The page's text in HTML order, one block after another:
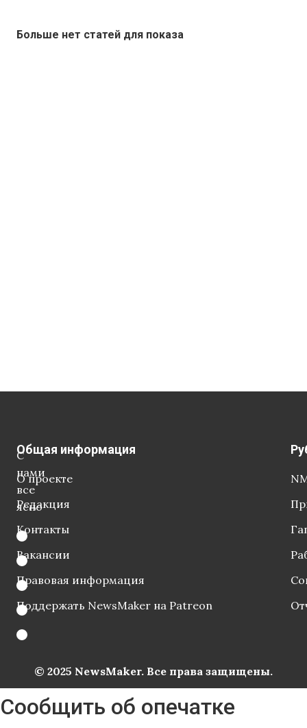
Больше нет статей для показа
С
нами
все
ясно
Общая информация
О проекте
Редакция
Контакты
Вакансии
Правовая информация
Поддержать NewsMaker на Patreon
© 2025 NewsMaker. Все права защищены.
Сообщить об опечатке